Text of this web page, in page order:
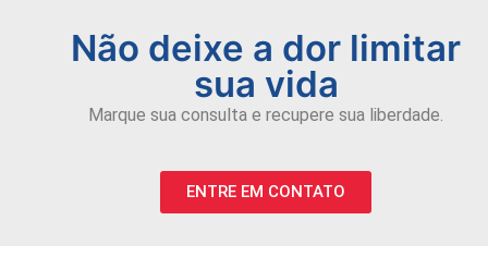
Não deixe a dor limitar
sua vida
Marque sua consulta e recupere sua liberdade.
ENTRE EM CONTATO